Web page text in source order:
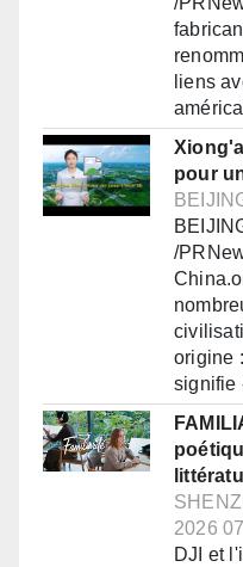
liens
pour
/
origine
2026
DJI et